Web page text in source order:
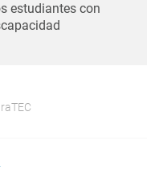
estudiantes con